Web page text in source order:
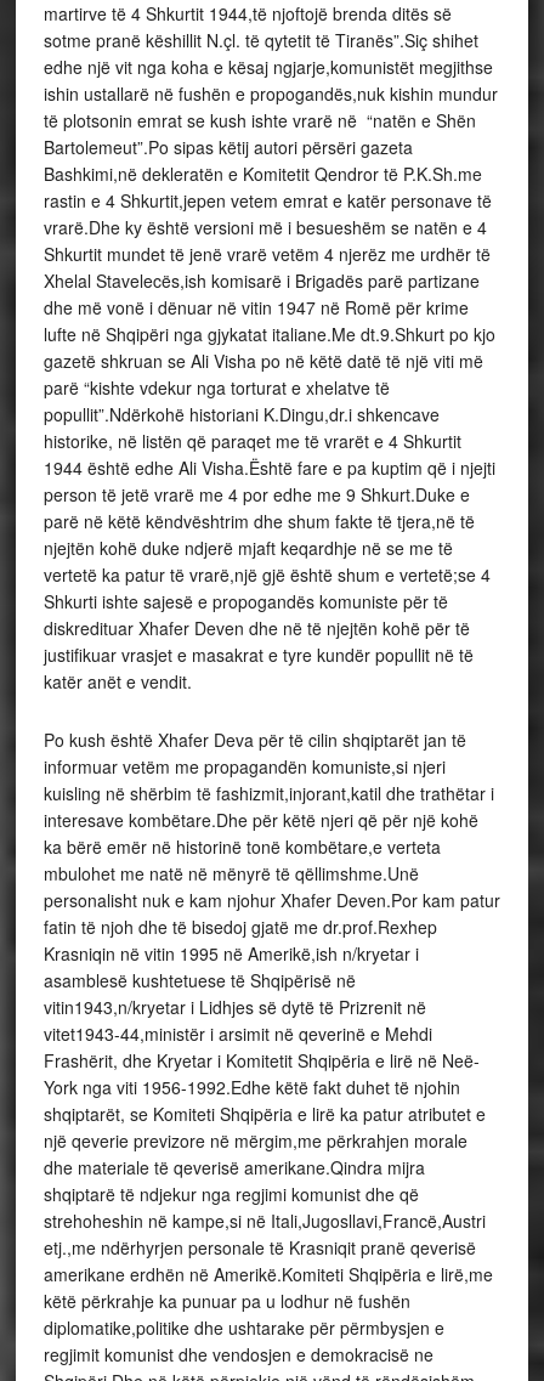
martirve të 4 Shkurtit 1944,të njoftojë brenda ditës së
sotme pranë këshillit N.çl. të qytetit të Tiranës”.Siç shihet
edhe një vit nga koha e kësaj ngjarje,komunistët megjithse
ishin ustallarë në fushën e propogandës,nuk kishin mundur
të plotsonin emrat se kush ishte vrarë në “natën e Shën
Bartolemeut”.Po sipas këtij autori përsëri gazeta
Bashkimi,në dekleratën e Komitetit Qendror të P.K.Sh.me
rastin e 4 Shkurtit,jepen vetem emrat e katër personave të
vrarë.Dhe ky është versioni më i besueshëm se natën e 4
Shkurtit mundet të jenë vrarë vetëm 4 njerëz me urdhër të
Xhelal Stavelecës,ish komisarë i Brigadës parë partizane
dhe më vonë i dënuar në vitin 1947 në Romë për krime
lufte në Shqipëri nga gjykatat italiane.Me dt.9.Shkurt po kjo
gazetë shkruan se Ali Visha po në këtë datë të një viti më
parë “kishte vdekur nga torturat e xhelatve të
popullit”.Ndërkohë historiani K.Dingu,dr.i shkencave
historike, në listën që paraqet me të vrarët e 4 Shkurtit
1944 është edhe Ali Visha.Është fare e pa kuptim që i njejti
person të jetë vrarë me 4 por edhe me 9 Shkurt.Duke e
parë në këtë këndvështrim dhe shum fakte të tjera,në të
njejtën kohë duke ndjerë mjaft keqardhje në se me të
vertetë ka patur të vrarë,një gjë është shum e vertetë;se 4
Shkurti ishte sajesë e propogandës komuniste për të
diskredituar Xhafer Deven dhe në të njejtën kohë për të
justifikuar vrasjet e masakrat e tyre kundër popullit në të
katër anët e vendit.
Po kush është Xhafer Deva për të cilin shqiptarët jan të
informuar vetëm me propagandën komuniste,si njeri
kuisling në shërbim të fashizmit,injorant,katil dhe trathëtar i
interesave kombëtare.Dhe për këtë njeri që për një kohë
ka bërë emër në historinë tonë kombëtare,e verteta
mbulohet me natë në mënyrë të qëllimshme.Unë
personalisht nuk e kam njohur Xhafer Deven.Por kam patur
fatin të njoh dhe të bisedoj gjatë me dr.prof.Rexhep
Krasniqin në vitin 1995 në Amerikë,ish n/kryetar i
asamblesë kushtetuese të Shqipërisë në
vitin1943,n/kryetar i Lidhjes së dytë të Prizrenit në
vitet1943-44,ministër i arsimit në qeverinë e Mehdi
Frashërit, dhe Kryetar i Komitetit Shqipëria e lirë në Neë-
York nga viti 1956-1992.Edhe këtë fakt duhet të njohin
shqiptarët, se Komiteti Shqipëria e lirë ka patur atributet e
një qeverie previzore në mërgim,me përkrahjen morale
dhe materiale të qeverisë amerikane.Qindra mijra
shqiptarë të ndjekur nga regjimi komunist dhe që
strehoheshin në kampe,si në Itali,Jugosllavi,Francë,Austri
etj.,me ndërhyrjen personale të Krasniqit pranë qeverisë
amerikane erdhën në Amerikë.Komiteti Shqipëria e lirë,me
këtë përkrahje ka punuar pa u lodhur në fushën
diplomatike,politike dhe ushtarake për përmbysjen e
regjimit komunist dhe vendosjen e demokracisë ne